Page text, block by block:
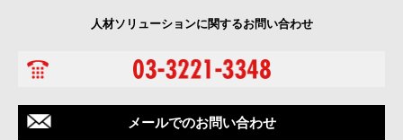
人材ソリューションに関するお問い合わせ
メールでのお問い合わせ